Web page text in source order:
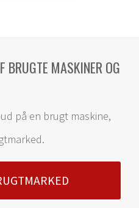
BRUGTE MASKINER OG
på en brugt maskine,